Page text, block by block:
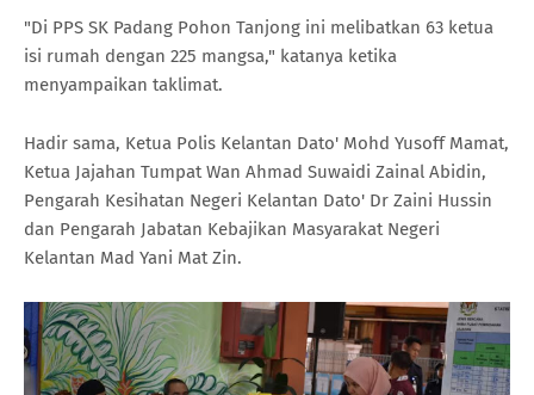
"Di PPS SK Padang Pohon Tanjong ini melibatkan 63 ketua
isi rumah dengan 225 mangsa," katanya ketika
menyampaikan taklimat.
Hadir sama, Ketua Polis Kelantan Dato' Mohd Yusoff Mamat,
Ketua Jajahan Tumpat Wan Ahmad Suwaidi Zainal Abidin,
Pengarah Kesihatan Negeri Kelantan Dato' Dr Zaini Hussin
dan Pengarah Jabatan Kebajikan Masyarakat Negeri
Kelantan Mad Yani Mat Zin.